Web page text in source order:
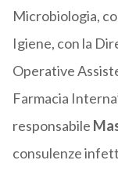
Microbiologia,
Igiene, con la
Operative
Farmacia
responsabile
consulenze